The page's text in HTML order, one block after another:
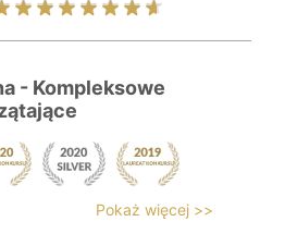
- Kompleksowe
Pokaż więcej >>